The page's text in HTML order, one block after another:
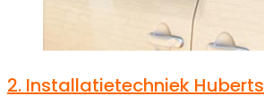
2. Installatietechniek Huberts